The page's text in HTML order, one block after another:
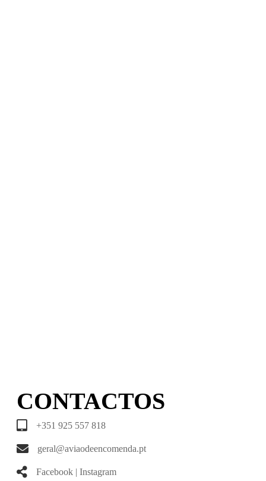
CONTACTOS
+351 925 557 818
geral@aviaodeencomenda.pt
Facebook | Instagram